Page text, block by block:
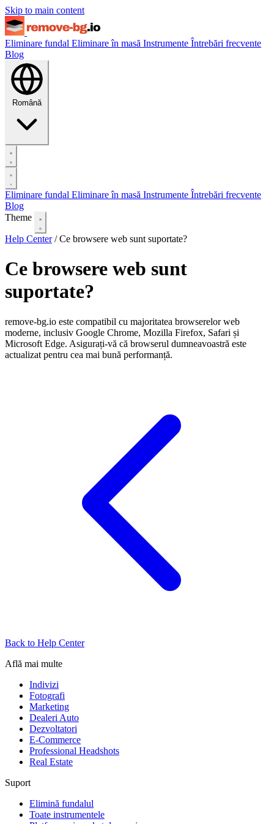
Skip to main content
Eliminare fundal Eliminare în masă Instrumente Întrebări frecvente
Blog
Română
Eliminare fundal Eliminare în masă Instrumente Întrebări frecvente
Blog
Theme
Help Center / Ce browsere web sunt suportate?
Ce browsere web sunt
suportate?
remove-bg.io este compatibil cu majoritatea browserelor web
moderne, inclusiv Google Chrome, Mozilla Firefox, Safari și
Microsoft Edge. Asigurați-vă că browserul dumneavoastră este
actualizat pentru cea mai bună performanță.
Back to Help Center
Află mai multe
Indivizi
Fotografi
Marketing
Dealeri Auto
Dezvoltatori
E-Commerce
Professional Headshots
Real Estate
Suport
Elimină fundalul
Toate instrumentele